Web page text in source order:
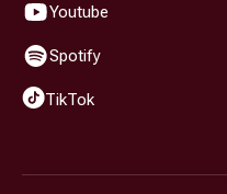
Youtube
Spotify
TikTok